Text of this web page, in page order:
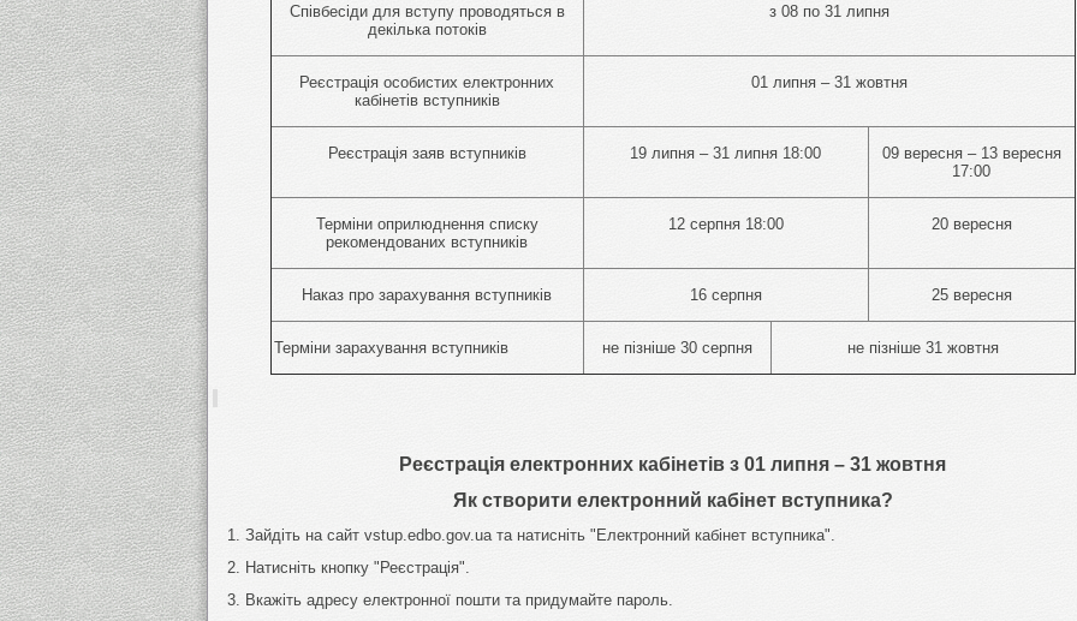
Співбесіди для вступу проводяться в
декілька потоків
з 08 по 31 липня
Реєстрація особистих електронних
кабінетів вступників
01 липня – 31 жовтня
Реєстрація заяв вступників 19 липня – 31 липня 18:00
09 вересня – 13 вересня
17:00
Терміни оприлюднення списку
рекомендованих вступників
12 серпня 18:00 20 вересня
Наказ про зарахування вступників 16 серпня 25 вересня
Терміни зарахування вступників не пізніше 30 серпня не пізніше 31 жовтня
Реєстрація електронних кабінетів з 01 липня – 31 жовтня
Як створити електронний кабінет вступника?
1. Зайдіть на сайт vstup.edbo.gov.ua та натисніть "Електронний кабінет вступника".
2. Натисніть кнопку "Реєстрація".
3. Вкажіть адресу електронної пошти та придумайте пароль.